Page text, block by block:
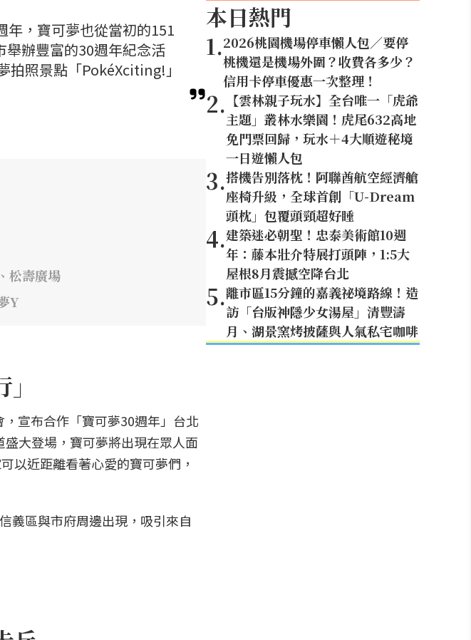
年，寶可夢也從當初的151
辦豐富的30週年紀念活
拍照景點「PokéXciting!」
松壽廣場
Y
宣布合作「寶可夢30週年」台北
大登場，寶可夢將出現在眾人面
以近距離看著心愛的寶可夢們，
義區與市府周邊出現，吸引來自
本日熱門
1.2026桃園機場停車懶人包／要停
桃機還是機場外圍？收費各多少？
信用卡停車優惠一次整理！
2. 【雲林親子玩水】全台唯一「虎爺
主題」叢林水樂園！虎尾632高地
免門票回歸，玩水＋4大順遊秘境
一日遊懶人包
3.搭機告別落枕！阿聯酋航空經濟艙
座椅升級，全球首創「U-Dream
頭枕」包覆頭頸超好睡
4.建築迷必朝聖！忠泰美術館10週
年：藤本壯介特展打頭陣，1:5大
屋根8月震撼空降台北
5.離市區15分鐘的嘉義祕境路線！造
訪「台版神隱少女湯屋」清豐濤
月、湖景窯烤披薩與人氣私宅咖啡